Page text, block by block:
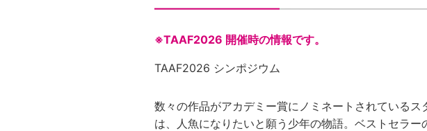
※TAAF2026 開催時の情報です。
TAAF2026 シンポジウム
数々の作品がアカデミー賞にノミネートされている
は、人魚になりたいと願う少年の物語。ベストセラ